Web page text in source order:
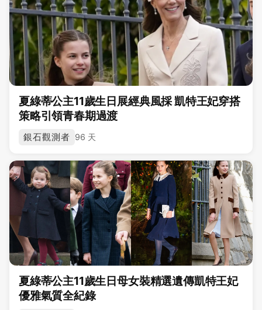
夏綠蒂公主11歲生日展經典風採 凱特王妃穿搭
策略引領青春期過渡
銀石觀測者 96 天
夏綠蒂公主11歲生日母女裝精選遺傳凱特王妃
優雅氣質全紀錄